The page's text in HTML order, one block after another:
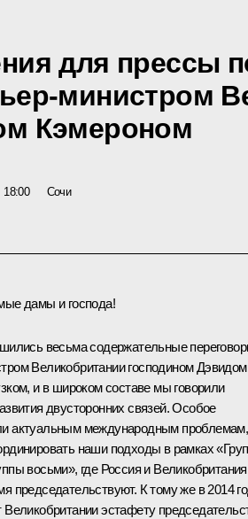
для прессы
министром
Кэмероном
18:00 Сочи
дамы и господа!
весьма содержательные
Великобритании господином Дэвидом
и в широком составе мы говорили
двусторонних связей. Особое
актуальным международным проблемам,
наши подходы в рамках «
восьми», где Россия и Великобритания
председательствуют. К тому же в 2014
Великобритании эстафету